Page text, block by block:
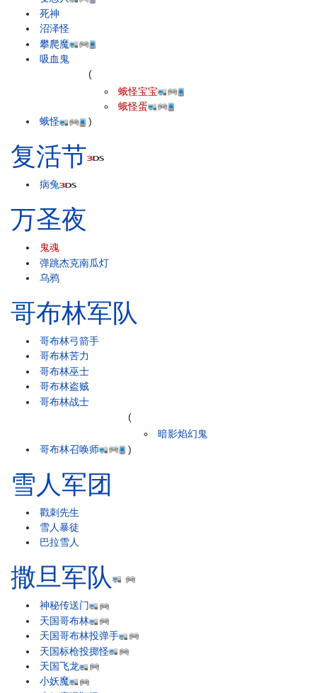
死神
沼泽怪
攀爬魔
吸血鬼
蛾怪
(
蛾怪宝宝
蛾怪蛋
)
复活节
病兔
万圣夜
鬼魂
弹跳杰克南瓜灯
乌鸦
哥布林军队
哥布林弓箭手
哥布林苦力
哥布林巫士
哥布林盗贼
哥布林战士
哥布林召唤师
(
暗影焰幻鬼
)
雪人军团
戳刺先生
雪人暴徒
巴拉雪人
撒旦军队
神秘传送门
天国哥布林
天国哥布林投弹手
天国标枪投掷怪
天国飞龙
小妖魔